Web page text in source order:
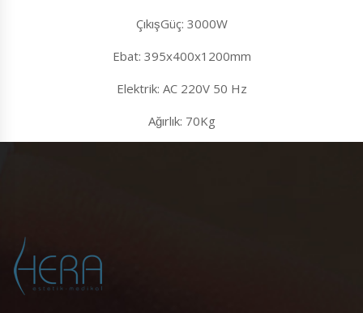
ÇıkışGüç: 3000W
Ebat: 395x400x1200mm
Elektrik: AC 220V 50 Hz
Ağırlık: 70Kg